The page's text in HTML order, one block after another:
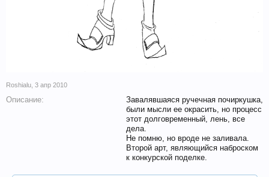
Roshialu 3 апр 2010
Описание:
Завалявшаяся ручечная почиркушка,
были мысли ее окрасить, но процесс
этот долговременный, лень, все
дела.
Не помню, но вроде не заливала.
Второй арт, являющийся наброском
к конкурской поделке.